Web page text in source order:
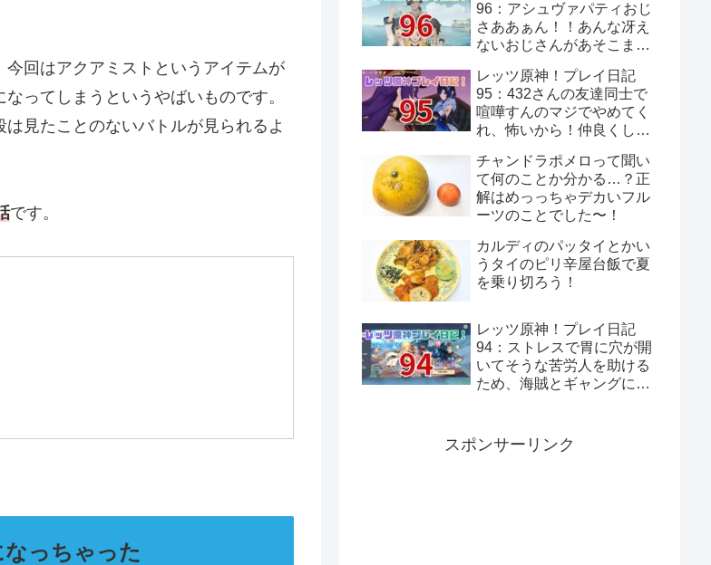
回はアクアミストというアイテムが
ってしまうというやばいものです。
見たことのないバトルが見られるよ
です。
っちゃった
96：アシュヴァパティおじ
さああぁん！！あんな冴え
ないおじさんがあそこまで
な…！
レッツ原神！プレイ日記
95：432さんの友達同士で
喧嘩すんのマジでやめてく
れ、怖いから！仲良くして
チャンドラポメロって聞い
て何のことか分かる…？正
解はめっっちゃデカいフル
ーツのことでした〜！
カルディのパッタイとかい
うタイのピリ辛屋台飯で夏
を乗り切ろう！
レッツ原神！プレイ日記
94：ストレスで胃に穴が開
いてそうな苦労人を助ける
ため、海賊とギャングに話
スポンサーリンク